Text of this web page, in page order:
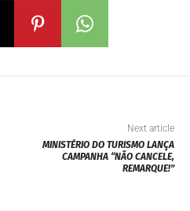
Next article
MINISTÉRIO DO TURISMO LANÇA
CAMPANHA “NÃO CANCELE,
REMARQUE!”